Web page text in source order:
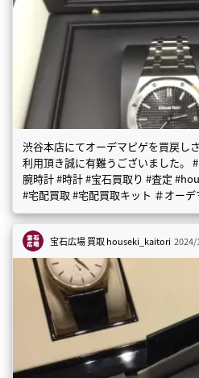
渋谷本店にてオーデマピゲを買戻し
利用頂き誠に有難うございました。
腕時計 #時計 #宝石買取り #査定
#宅配買取 #宅配買取キット ＃オー
宝石広場 買取houseki_kaitori 2024/